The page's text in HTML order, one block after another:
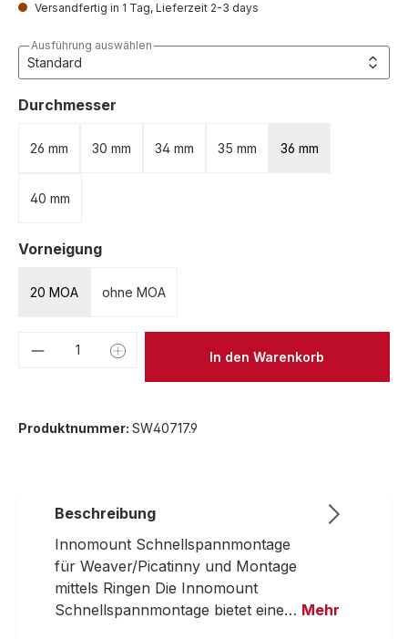
Versandfertig in 1 Tag, Lieferzeit 2-3 days
Ausführung auswählen
Durchmesser
26 mm 30 mm 34 mm 35 mm 36 mm
40 mm
Vorneigungauswählen
20 MOA ohne MOA
Produkt Anzahl: Gib denIn den Warenkorb
Produktnummer: SW40717.9
Beschreibung
Innomount Schnellspannmontage
für Weaver/Picatinny und Montage
mittels Ringen Die Innomount
Schnellspannmontage bietet eine… Mehr